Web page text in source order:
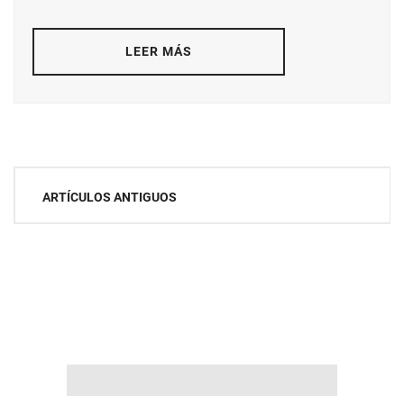
LEER MÁS
Navegación
ARTÍCULOS ANTIGUOS